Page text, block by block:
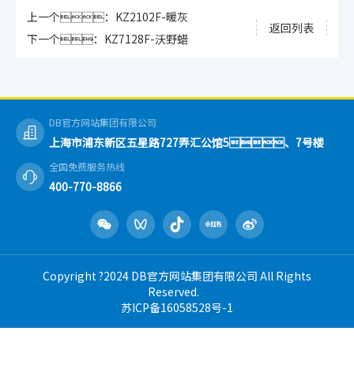
上一个：KZ2102F-暖灰
返回列表
下一个：KZ7128F-沃野蜡
DB官方网站集团有限公司
上海市浦东新区五星路727弄汇公馆5、7号楼
全国免费服务热线
400-770-8866
Copyright ?2024 DB官方网站集团有限公司 All Rights
Reserved.
苏ICP备16058528号-1